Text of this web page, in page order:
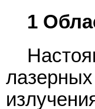
1